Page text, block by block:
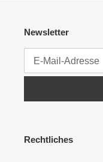
Newsletter
Rechtliches